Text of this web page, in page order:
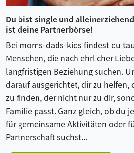
Du bist single und
ist deine Partnerbörse!
Bei moms-dads-kids findest du
Menschen, die nach ehrlicher
langfristigen Beziehung suchen.
darauf ausgerichtet, dir zu helfen,
zu finden, der nicht nur zu dir,
Familie passt. Ganz gleich, ob du
für gemeinsame Aktivitäten oder
Partnerschaft suchst...